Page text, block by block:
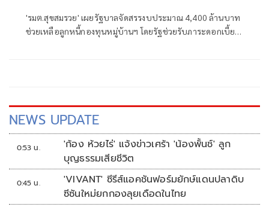
'รมต.สุขสมรวย' เผยรัฐบาลจัดสรรงบประมาณ 4,400 ล้านบาท
ช่วยเหลือลูกหนี้กองทุนหมู่บ้านฯ โดยรัฐช่วยรับภาระดอกเบี้ย
NEWS UPDATE
0:53 น.
'ก้อง ห้วยไร่' แจ้งข่าวเศร้า 'น้องพั้นช์' ลูก
บุญธรรมเสียชีวิต
0:45 น.
'VIVANT' ซีรีส์แอคชันฟอร์มยักษ์แดนปลาดิบ
ซีซันใหม่ยกกองลุยเดือดในไทย